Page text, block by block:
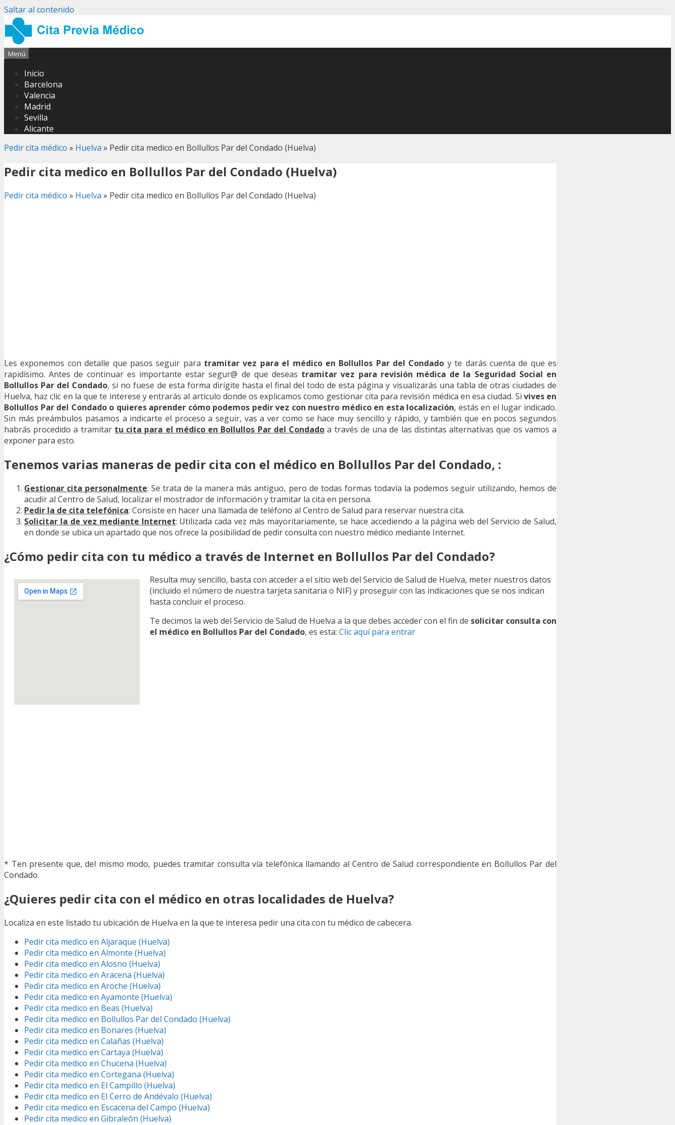
Saltar al contenido
Menú
Inicio
Barcelona
Valencia
Madrid
Sevilla
Alicante
Pedir cita médico » Huelva » Pedir cita medico en Bollullos Par del Condado (Huelva)
Pedir cita medico en Bollullos Par del Condado (Huelva)
Pedir cita médico » Huelva » Pedir cita medico en Bollullos Par del Condado (Huelva)
Les exponemos con detalle que pasos seguir para tramitar vez para el médico en Bollullos Par del Condado y te darás cuenta de que es
rapidísimo. Antes de continuar es importante estar segur@ de que deseas tramitar vez para revisión médica de la Seguridad Social en
Bollullos Par del Condado, si no fuese de esta forma dirígite hasta el final del todo de esta página y visualizarás una tabla de otras ciudades de
Huelva, haz clic en la que te interese y entrarás al artículo donde os explicamos como gestionar cita para revisión médica en esa ciudad. Si vives en
Bollullos Par del Condado o quieres aprender cómo podemos pedir vez con nuestro médico en esta localización, estás en el lugar indicado.
Sin más preámbulos pasamos a indicarte el proceso a seguir, vas a ver como se hace muy sencillo y rápido, y también que en pocos segundos
habrás procedido a tramitar tu cita para el médico en Bollullos Par del Condado a través de una de las distintas alternativas que os vamos a
exponer para esto.
Tenemos varias maneras de pedir cita con el médico en Bollullos Par del Condado, :
Gestionar cita personalmente: Se trata de la manera más antiguo, pero de todas formas todavía la podemos seguir utilizando, hemos de
acudir al Centro de Salud, localizar el mostrador de información y tramitar la cita en persona.
Pedir la de cita telefónica: Consiste en hacer una llamada de teléfono al Centro de Salud para reservar nuestra cita.
Solicitar la de vez mediante Internet: Utilizada cada vez más mayoritariamente, se hace accediendo a la página web del Servicio de Salud,
en donde se ubica un apartado que nos ofrece la posibilidad de pedir consulta con nuestro médico mediante Internet.
¿Cómo pedir cita con tu médico a través de Internet en Bollullos Par del Condado?
Resulta muy sencillo, basta con acceder a el sitio web del Servicio de Salud de Huelva, meter nuestros datos
(incluido el número de nuestra tarjeta sanitaria o NIF) y proseguir con las indicaciones que se nos indican
hasta concluir el proceso.
Te decimos la web del Servicio de Salud de Huelva a la que debes acceder con el fin de solicitar consulta con
el médico en Bollullos Par del Condado, es esta: Clic aquí para entrar
* Ten presente que, del mismo modo, puedes tramitar consulta vía telefónica llamando al Centro de Salud correspondiente en Bollullos Par del
Condado.
¿Quieres pedir cita con el médico en otras localidades de Huelva?
Localiza en este listado tu ubicación de Huelva en la que te interesa pedir una cita con tu médico de cabecera.
Pedir cita medico en Aljaraque (Huelva)
Pedir cita medico en Almonte (Huelva)
Pedir cita medico en Alosno (Huelva)
Pedir cita medico en Aracena (Huelva)
Pedir cita medico en Aroche (Huelva)
Pedir cita medico en Ayamonte (Huelva)
Pedir cita medico en Beas (Huelva)
Pedir cita medico en Bollullos Par del Condado (Huelva)
Pedir cita medico en Bonares (Huelva)
Pedir cita medico en Calañas (Huelva)
Pedir cita medico en Cartaya (Huelva)
Pedir cita medico en Chucena (Huelva)
Pedir cita medico en Cortegana (Huelva)
Pedir cita medico en El Campillo (Huelva)
Pedir cita medico en El Cerro de Andévalo (Huelva)
Pedir cita medico en Escacena del Campo (Huelva)
Pedir cita medico en Gibraleón (Huelva)